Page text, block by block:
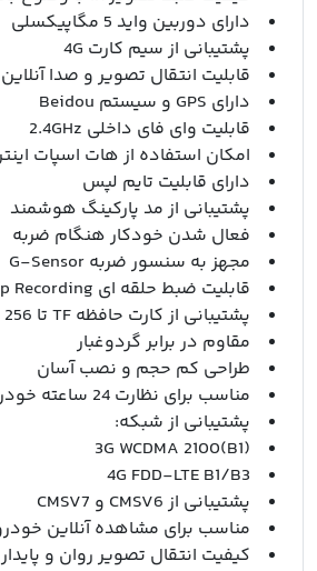
دارای دوربین واید 5 مگاپیکسلی
پشتیبانی از سیم کارت 4G
قابلیت انتقال تصویر و صدا آنلاین
دارای GPS و سیستم Beidou
قابلیت وای فای داخلی 2.4GHz
امکان استفاده از هات اسپات
دارای قابلیت تایم لپس
پشتیبانی از مد پارکینگ هوشمند
فعال شدن خودکار هنگام ضربه
مجهز به سنسور ضربه G-Sensor
قابلیت ضبط حلقه ای Loop Recording
پشتیبانی از کارت حافظه TF تا 256 گیگابایت
مقاوم در برابر گردوغبار
طراحی کم حجم و نصب آسان
مناسب برای نظارت 24 ساعته خودرو
پشتیبانی از شبکه:
3G WCDMA 2100(B1)
4G FDD-LTE B1/B3
پشتیبانی از CMSV6 و CMSV7
مناسب برای مشاهده آنلاین
کیفیت انتقال تصویر روان و پایدار